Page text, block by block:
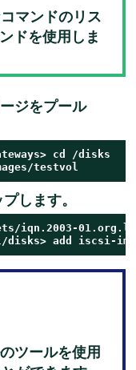
マンドのリス
ドを使用しま
ジをプール
testvol
します。
iqn.2003-
add iscsi-
ツールを使用